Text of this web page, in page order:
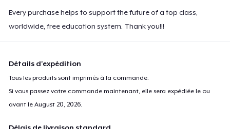
Every purchase helps to support the future of a top class,
worldwide, free education system. Thank you!!!
Détails d'expédition
Tous les produits sont imprimés à la commande.
Si vous passez votre commande maintenant, elle sera expédiée le ou
avant leAugust 20, 2026
Délais de livraison standard